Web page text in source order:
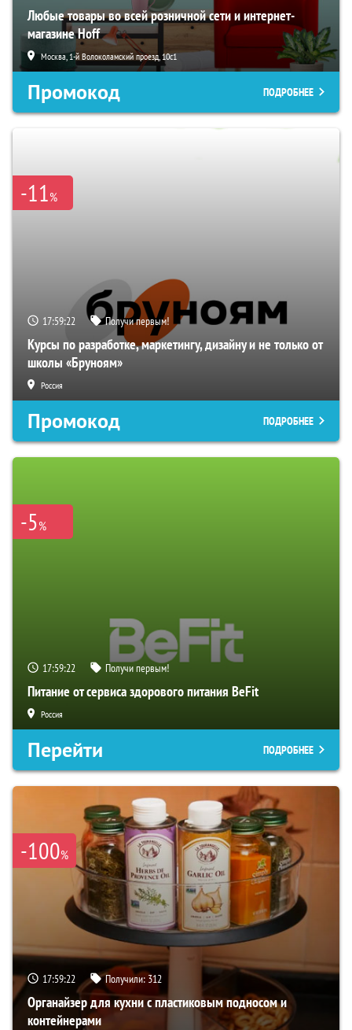
Любые товары во всей розничной сети и интернет-
магазине Hoff
Москва, 1-й Волоколамский проезд, 10с1
Промокод ПОДРОБНЕЕ
-11%
17:59:21 Получи первым!
Курсы по разработке, маркетингу, дизайну и не только от
школы «Бруноям»
Россия
Промокод ПОДРОБНЕЕ
-5%
17:59:21 Получи первым!
Питание от сервиса здорового питания BeFit
Россия
Перейти ПОДРОБНЕЕ
-100%
17:59:21 Получили: 312
Органайзер для кухни с пластиковым подносом и
контейнерами